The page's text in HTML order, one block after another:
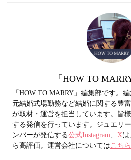
「HOW TO
「HOW TO MARRY」編集部です。
元結婚式場勤務など結婚に関する豊
が取材・運営を担当しています。皆
する発信を行っています。ジュエリ
ンバーが発信する公式Instagram X
ら高評価。運営会社については こちら